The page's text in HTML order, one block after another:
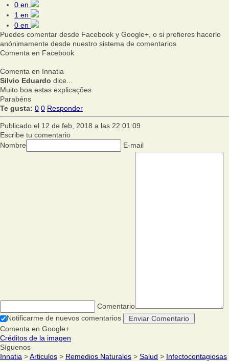
0 en
1 en
0 en
Puedes comentar desde Facebook y Google+, o si prefieres hacerlo
anónimamente desde nuestro sistema de comentarios
Comenta en Facebook
Comenta en Innatia
Silvio Eduardo dice...
Muito boa estas explicações.
Parabéns
Te gusta: 0 0 Responder
Publicado el 12 de feb, 2018 a las 22:01:09
Escribe tu comentario
Nombre
E-mail
Comentario
Notificarme de nuevos comentarios
Comenta en Google+
Créditos de la imagen
Síguenos
Innatia >Articulos > Remedios Naturales > Salud > Infectocontagiosas